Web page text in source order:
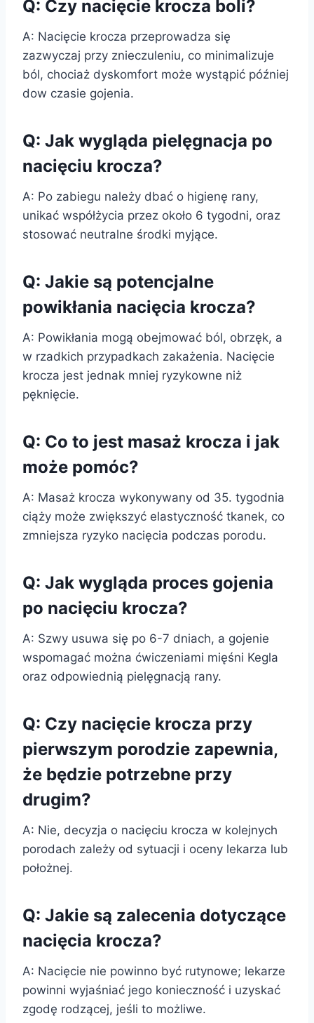
Q: Czy nacięcie krocza boli?
A: Nacięcie krocza przeprowadza się
zazwyczaj przy znieczuleniu, co minimalizuje
ból, chociaż dyskomfort może wystąpić później
dow czasie gojenia.
Q: Jak wygląda pielęgnacja po
nacięciu krocza?
A: Po zabiegu należy dbać o higienę rany,
unikać współżycia przez około 6 tygodni, oraz
stosować neutralne środki myjące.
Q: Jakie są potencjalne
powikłania nacięcia krocza?
A: Powikłania mogą obejmować ból, obrzęk, a
w rzadkich przypadkach zakażenia. Nacięcie
krocza jest jednak mniej ryzykowne niż
pęknięcie.
Q: Co to jest masaż krocza i jak
może pomóc?
A: Masaż krocza wykonywany od 35. tygodnia
ciąży może zwiększyć elastyczność tkanek, co
zmniejsza ryzyko nacięcia podczas porodu.
Q: Jak wygląda proces gojenia
po nacięciu krocza?
A: Szwy usuwa się po 6-7 dniach, a gojenie
wspomagać można ćwiczeniami mięśni Kegla
oraz odpowiednią pielęgnacją rany.
Q: Czy nacięcie krocza przy
pierwszym porodzie zapewnia,
że będzie potrzebne przy
drugim?
A: Nie, decyzja o nacięciu krocza w kolejnych
porodach zależy od sytuacji i oceny lekarza lub
położnej.
Q: Jakie są zalecenia dotyczące
nacięcia krocza?
A: Nacięcie nie powinno być rutynowe; lekarze
powinni wyjaśniać jego konieczność i uzyskać
zgodę rodzącej, jeśli to możliwe.